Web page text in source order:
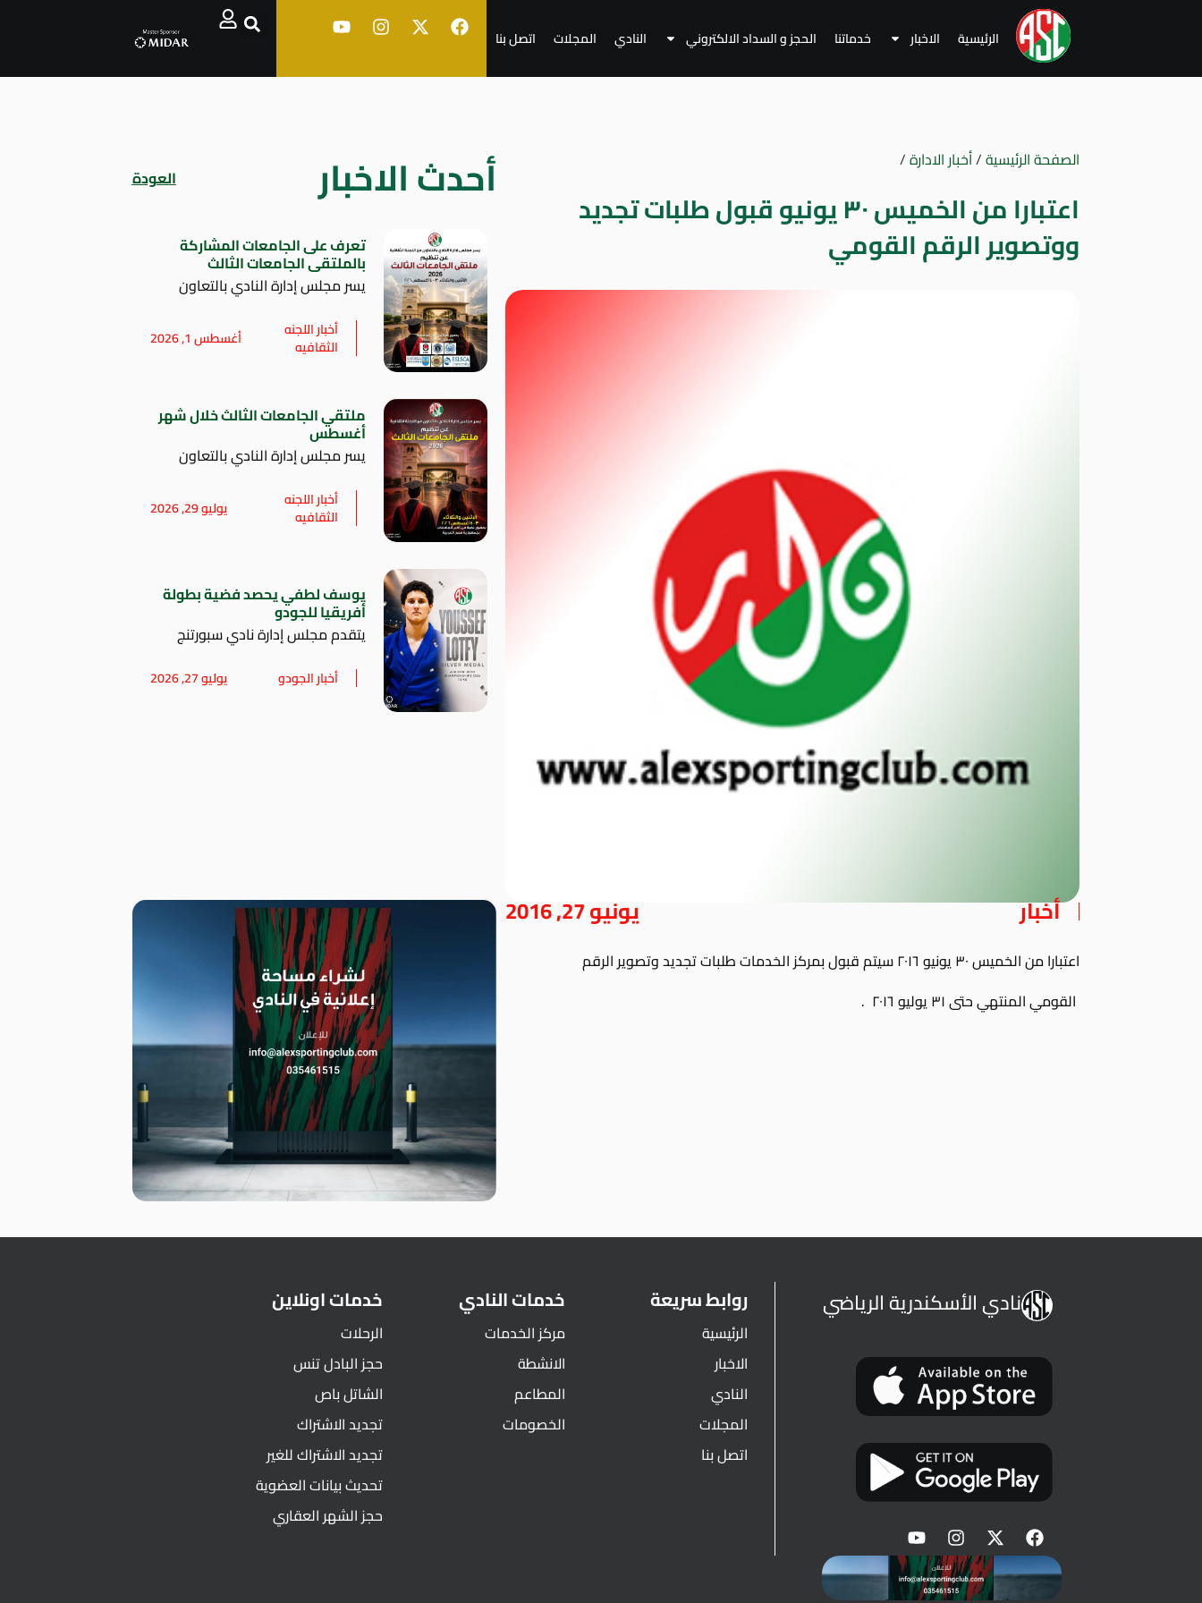
الرئيسية الاخبار خدماتنا الحجز و السداد الالكتروني النادي المجلات اتصل بنا
الصفحة الرئيسية/أخبار الادارة/
اعتبارا من الخميس ٣٠ يونيو قبول طلبات تجديد
ووتصوير الرقم القومي
أخبار يونيو 27, 2016
اعتبارا من الخميس ٣٠ يونيو ٢٠١٦ سيتم قبول بمركز الخدمات طلبات تجديد وتصوير الرقم
القومي المنتهي حتى ٣١ يوليو ٢٠١٦ .
أحدث الاخبار العودة
تعرف على الجامعات المشاركة
بالملتقى الجامعات الثالث
يسر مجلس إدارة النادي بالتعاون
أخبار اللجنه
الثقافيه أغسطس 1, 2026
ملتقي الجامعات الثالث خلال شهر
أغسطس
يسر مجلس إدارة النادي بالتعاون
أخبار اللجنه
الثقافيه يوليو 29, 2026
يوسف لطفي يحصد فضية بطولة
أفريقيا للجودو
يتقدم مجلس إدارة نادي سبورتنج
أخبار الجودو يوليو 27, 2026
نادي الأسكندرية الرياضي روابط سريعة
الرئيسية
الاخبار
النادي
المجلات
اتصل بنا
خدمات النادي
مركز الخدمات
الانشطة
المطاعم
الخصومات
خدمات اونلاين
الرحلات
حجز البادل تنس
الشاتل باص
تجديد الاشتراك
تجديد الاشتراك للغير
تحديث بيانات العضوية
حجز الشهر العقاري